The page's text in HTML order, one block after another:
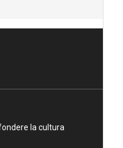
la cultura